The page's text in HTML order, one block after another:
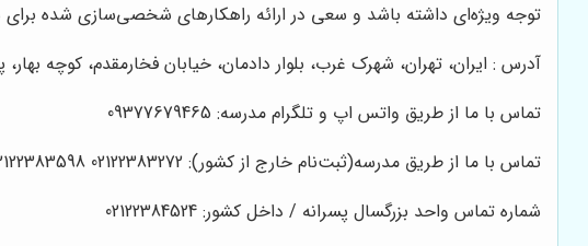
توجه ویژه‌ای داشته باشد و سعی در ارائه راهکارهای شخصی‌سازی شده برای
آدرس : ایران، تهران، شهرک غرب، بلوار دادمان، خیابان فخارمقدم، کوچه بهار، پلاک 22،
تماس با ما از طریق واتس اپ و تلگرام مدرسه: 09377679465
تماس با ما از طریق مدرسه(ثبت‌نام خارج از کشور): 02122383272 02122383598
شماره تماس واحد بزرگسال پسرانه / داخل کشور: 02122384524